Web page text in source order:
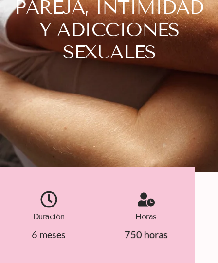
PAREJA, INTIMIDAD
Y ADICCIONES
SEXUALES
Duración
6 meses
Horas
750 horas